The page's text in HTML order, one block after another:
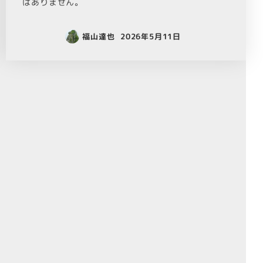
はありません。
福山達也 2026年5月11日